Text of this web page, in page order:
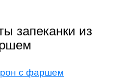
запеканки из
с фаршем